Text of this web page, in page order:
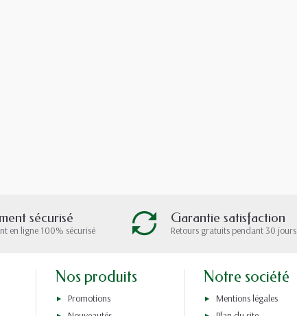
sécurisé
en ligne 100% sécurisé
Garantie satisfaction
Retours gratuits pendant 30 jours
Nos produits
Promotions
Notre société
Mentions légales